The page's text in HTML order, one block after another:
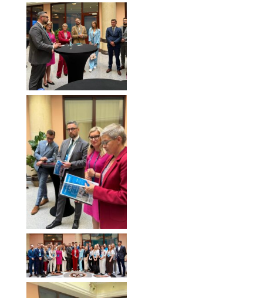
Forum Ekonomiczne
2025
Forum Ekonomiczne
2025
Forum Ekonomiczne
2025